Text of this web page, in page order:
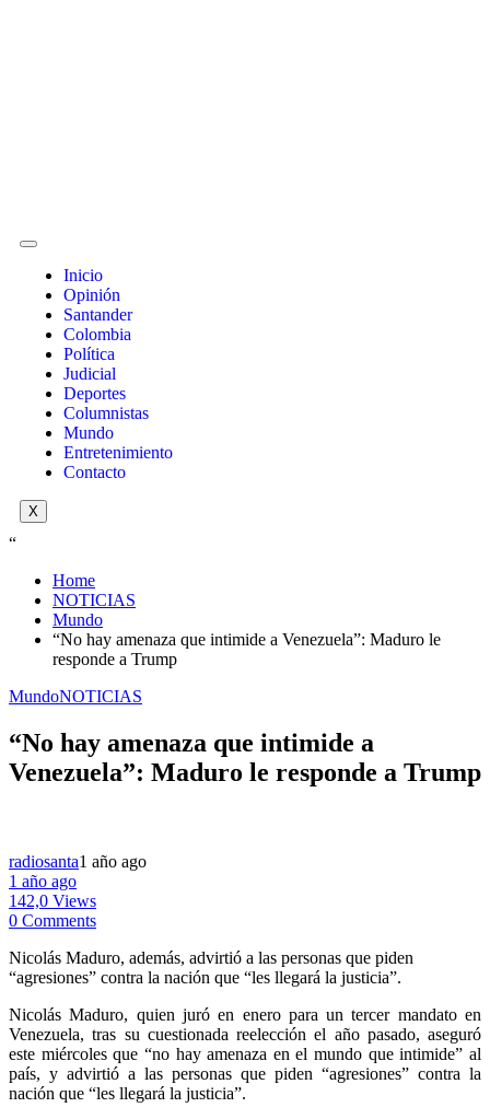
Inicio
Opinión
Santander
Colombia
Política
Judicial
Deportes
Columnistas
Mundo
Entretenimiento
Contacto
X
“
Home
NOTICIAS
Mundo
“No hay amenaza que intimide a Venezuela”: Maduro le
responde a Trump
MundoNOTICIAS
“No hay amenaza que intimide a
Venezuela”: Maduro le responde a Trump
radiosanta1 año ago
1 año ago
142,0 Views
0 Comments
Nicolás Maduro, además, advirtió a las personas que piden
“agresiones” contra la nación que “les llegará la justicia”.
Nicolás Maduro, quien juró en enero para un tercer mandato en
Venezuela, tras su cuestionada reelección el año pasado, aseguró
este miércoles que “no hay amenaza en el mundo que intimide” al
país, y advirtió a las personas que piden “agresiones” contra la
nación que “les llegará la justicia”.